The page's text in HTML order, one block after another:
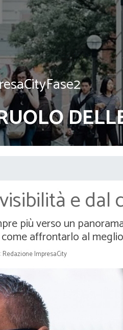
e dal
più verso un
affrontarlo al meglio
Redazione ImpresaCity